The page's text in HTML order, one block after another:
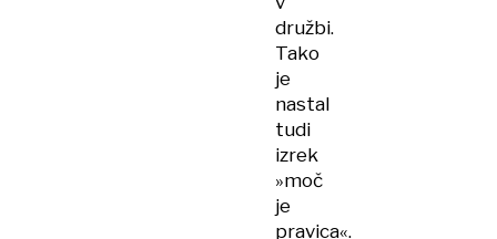
družbi.
Tako
je
nastal
tudi
izrek
»moč
je
pravica«.